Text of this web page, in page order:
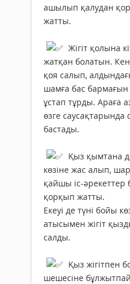
ашылып қалудан
жатты.
Жігіт қолына
жатқан болатын.
қоя салып,
шамға бас бармағын
ұстап тұрды. Араға
өзге саусақтарында
бастады.
Қыз қымтана
көзіне жас алып,
қайшы іс-әрекеттер
қорқып жатты.
Екеуі де түні бойы
атысымен жігіт
салды.
Қыз жігітпен
шешесіне